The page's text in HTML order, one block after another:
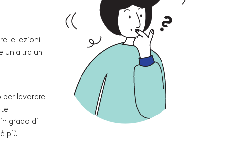
le lezioni
un'altra un
lavorare
grado di
più